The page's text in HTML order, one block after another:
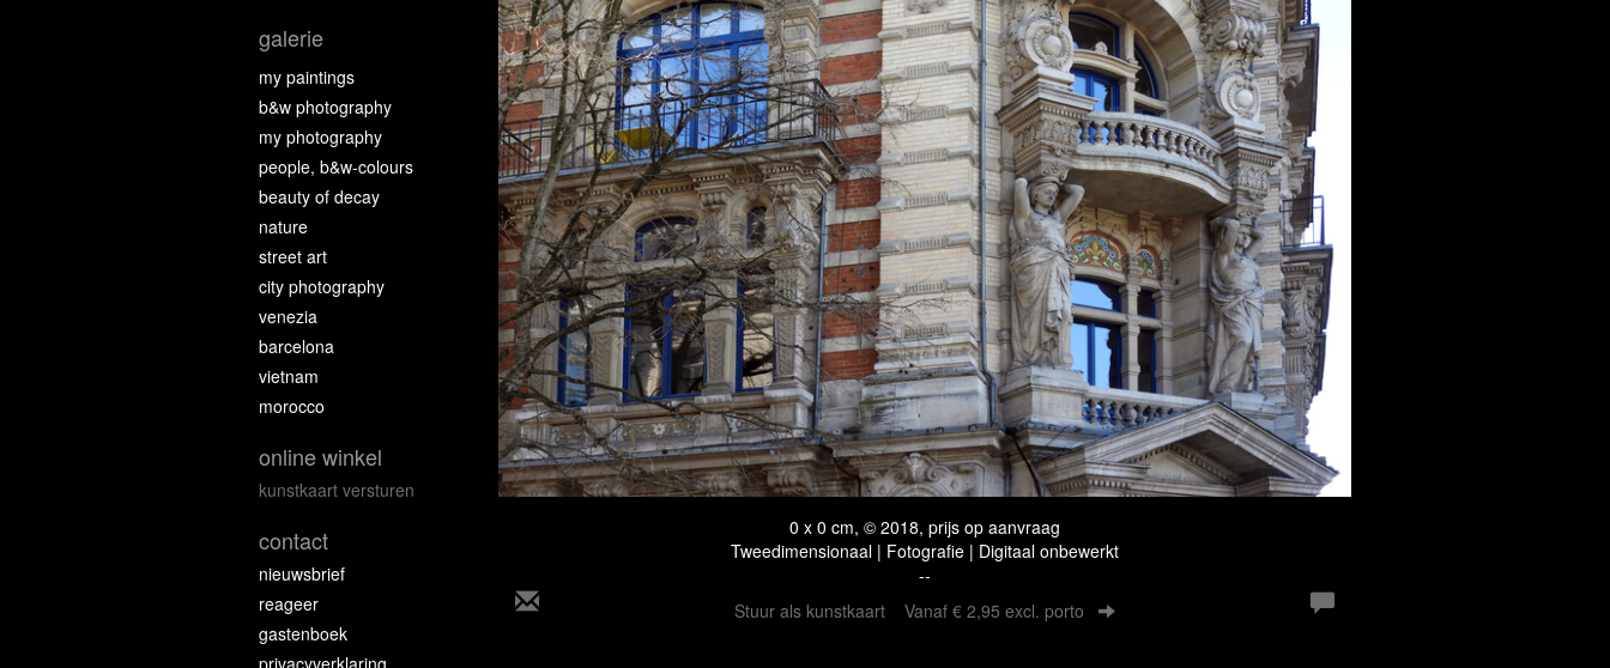
0 x 0 cm, © 2018, prijs op aanvraag
Tweedimensionaal | Fotografie | Digitaal onbewerkt
--
Stuur als kunstkaart Vanaf € 2,95 excl. porto
galerie
my paintings
b&w photography
my photography
people, b&w-colours
beauty of decay
nature
street art
city photography
venezia
barcelona
vietnam
morocco
online winkel
kunstkaart versturen
contact
nieuwsbrief
reageer
gastenboek
privacyverklaring